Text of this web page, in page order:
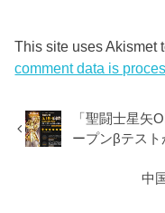
This site uses Akismet
comment data is
「聖闘士星矢
ープンβテス
中